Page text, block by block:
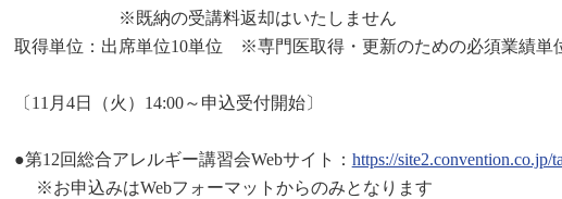
※既納の受講料返却はいたしません
取得単位：出席単位10単位
※専門医取得・更新のための必須業績単
〔11月4日（火）14:00～申込受付開始〕
●第12回総合アレルギー講習会Webサイト： https://site2.convention.co.jp/
※お申込みはWebフォーマットからのみとなります